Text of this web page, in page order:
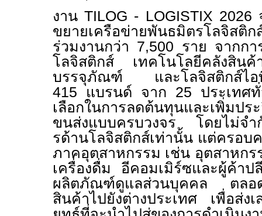
งานTILOG - LOGISTIX 2026
ขยายเครือข่ายพันธมิตรโลจิสติก
ร่วมงานกว่า 7,500 ราย จากกา
โลจิสติกส์ เทคโนโลยีคลังสิน
บรรจุภัณฑ์ และโลจิสติกส์ไอที
415 แบรนด์ จาก 25 ประเทศทั่
เลือกในการลดต้นทุนและเพิ่มปร
ขนส่งแบบครบวงจร โดยไม่จำ
รด้านโลจิสติกส์เท่านั้น แต่ครอบ
ภาคอุตสาหกรรม เช่น อุตสาหก
เครื่องดื่ม อีคอมเมิร์ซและผู้ค้า
ผลิตภัณฑ์ดูแลส่วนบุคคล ตลอด
สินค้าไปยังต่างประเทศ เพื่อส่ง